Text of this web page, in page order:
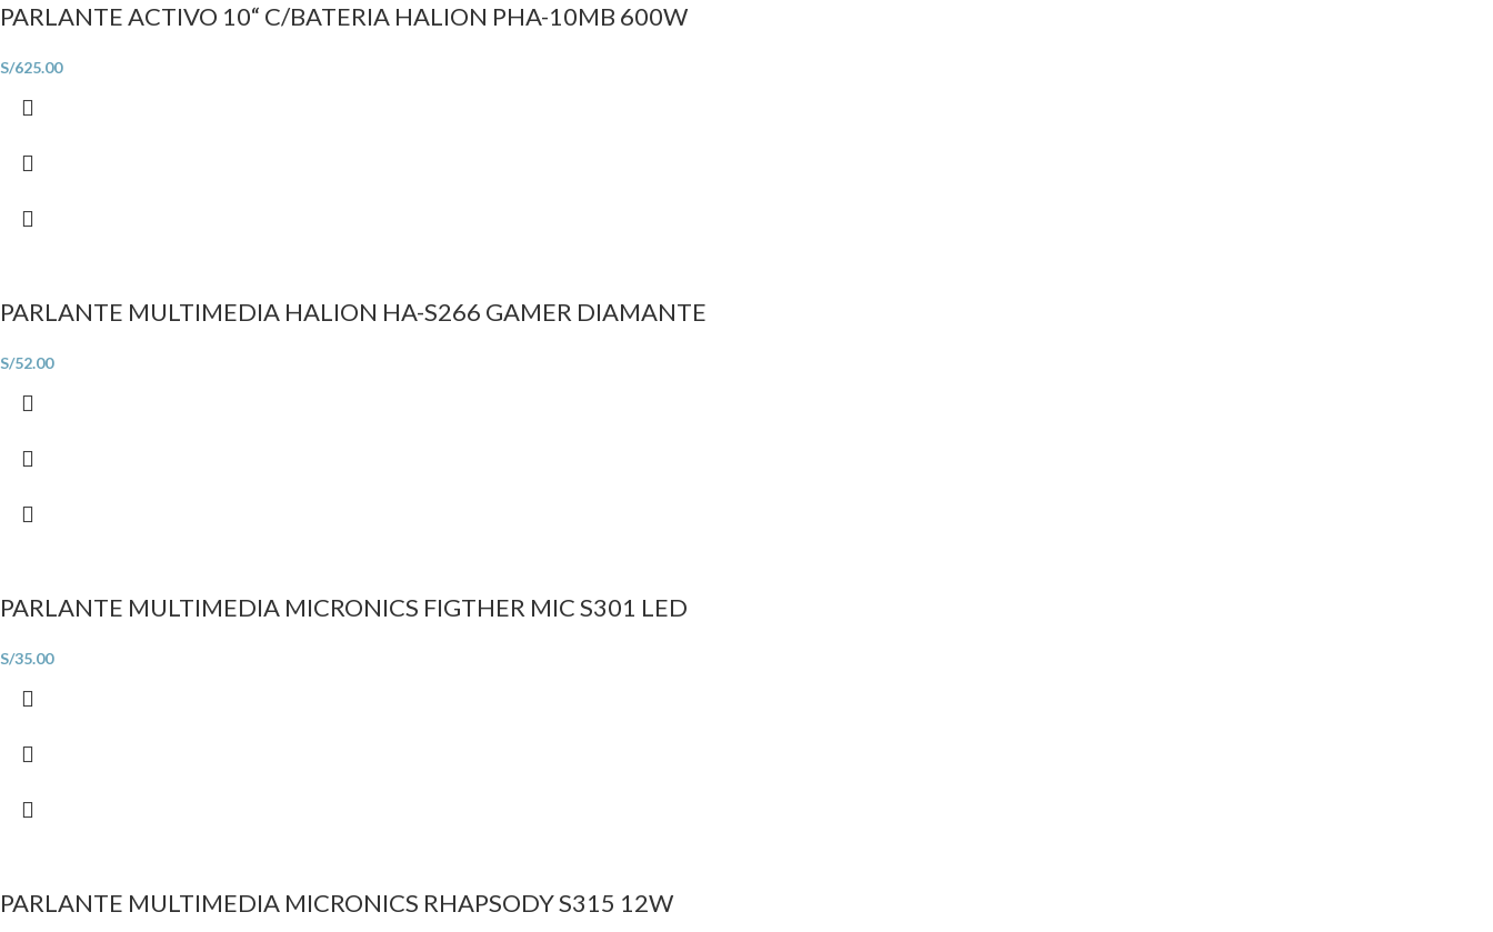
PARLANTE ACTIVO 10“ C/BATERIA HALION PHA-10MB 600W
S/625.00
PARLANTE MULTIMEDIA HALION HA-S266 GAMER DIAMANTE
S/52.00
PARLANTE MULTIMEDIA MICRONICS FIGTHER MIC S301 LED
S/35.00
PARLANTE MULTIMEDIA MICRONICS RHAPSODY S315 12W